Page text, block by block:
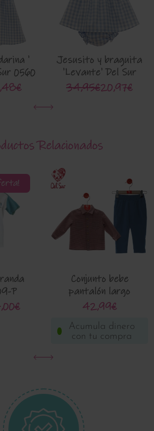
'
0560
Jesusito y braguita
'Levante' Del Sur
0075
34,95€20,97€
Relacionados
P
Conjunto bebe
pantalón largo
'Maniqui' Del Sur
42,99€
Acumula dinero
con tu compra